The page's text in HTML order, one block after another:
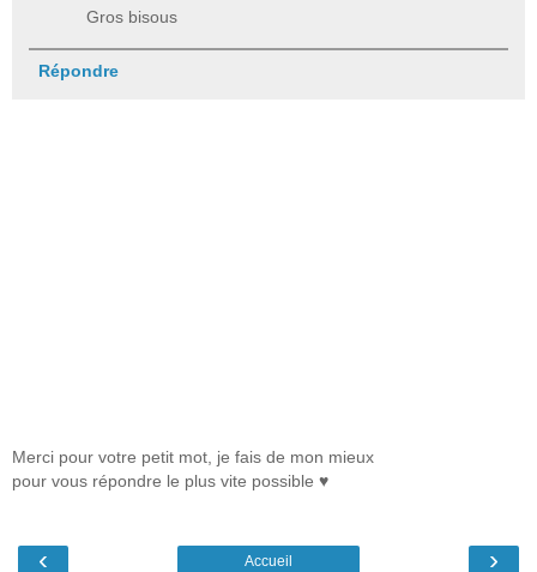
Gros bisous
Répondre
Merci pour votre petit mot, je fais de mon mieux
pour vous répondre le plus vite possible ♥
‹ ›
Accueil